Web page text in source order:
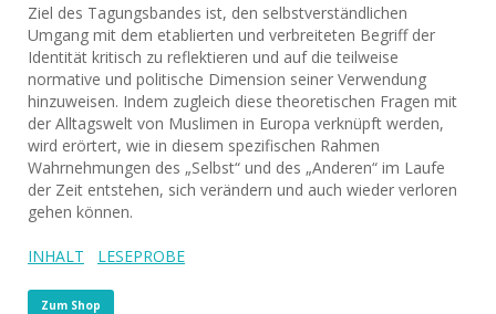
Ziel des Tagungsbandes ist, den selbstverständlichen
Umgang mit dem etablierten und verbreiteten Begriff der
Identität kritisch zu reflektieren und auf die teilweise
normative und politische Dimension seiner Verwendung
hinzuweisen. Indem zugleich diese theoretischen Fragen mit
der Alltagswelt von Muslimen in Europa verknüpft werden,
wird erörtert, wie in diesem spezifischen Rahmen
Wahrnehmungen des „Selbst“ und des „Anderen“ im Laufe
der Zeit entstehen, sich verändern und auch wieder verloren
gehen können.
INHALT LESEPROBE
Zum Shop